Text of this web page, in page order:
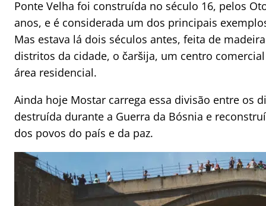
Ponte Velha foi construída no século 16, pelos
anos, e é considerada um dos principais
Mas estava lá dois séculos antes, feita de
distritos da cidade, o čaršija, um centro
área residencial.
Ainda hoje Mostar carrega essa divisão entre os
destruída durante a Guerra da Bósnia e
dos povos do país e da paz.